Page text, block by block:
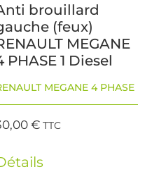
brouillard
(feux)
MEGANE
PHASE 1 Diesel
MEGANE 4 PHASE
€ TTC